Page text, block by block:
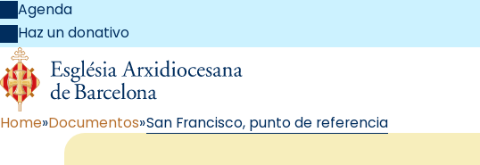
Agenda
Haz un donativo
Home Documentos San Francisco, punto de referencia